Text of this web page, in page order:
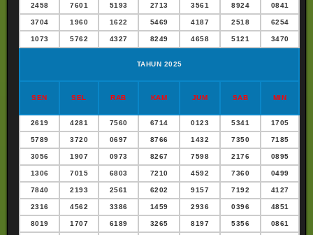
2458 7601 5193 2713 3561 8924 0841
3704 1960 1622 5469 4187 2518 6254
1073 5762 4327 8249 4658 5121 3470
TAHUN 2025
SEN SEL RAB KAM JUM SAB MIN
2619 4281 7560 6714 0123 5341 1705
5789 3720 0697 8766 1432 7350 7185
3056 1907 0973 8267 7598 2176 0895
1306 7015 6803 7210 4592 7360 0499
7840 2193 2561 6202 9157 7192 4127
2316 4562 3386 1459 2936 0396 4851
8019 1707 6189 3265 8197 5356 0861